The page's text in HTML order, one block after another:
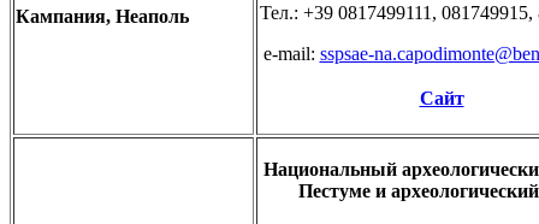
Кампания, Неаполь
Teл.: +39 0817499111, 081749915,
e-mail: sspsae-
Сайт
Национальный
Пестуме и